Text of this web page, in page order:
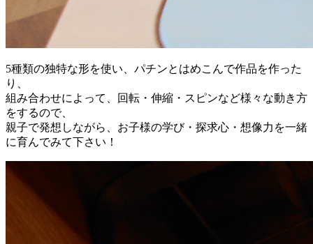
5種類の独特な形を使い、パチンとはめこんで作品を作った
り、
組み合わせによって、回転・伸縮・スピンなど様々な動き方
をするので、
親子で発想しながら、お子様の学び・探求心・想像力を一緒
に育んでみて下さい！